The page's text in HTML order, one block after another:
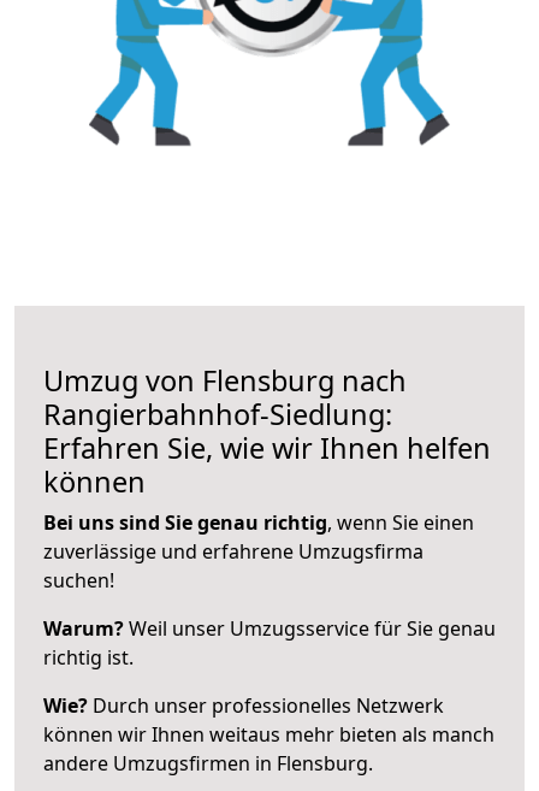
Umzug von Flensburg nach
Rangierbahnhof-Siedlung:
Erfahren Sie, wie wir Ihnen helfen
können
Bei uns sind Sie genau richtig, wenn Sie einen
zuverlässige und erfahrene Umzugsfirma
suchen!
Warum?Weil unser Umzugsservice für Sie genau
richtig ist.
Wie? Durch unser professionelles Netzwerk
können wir Ihnen weitaus mehr bieten als manch
andere Umzugsfirmen in Flensburg.